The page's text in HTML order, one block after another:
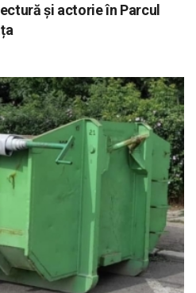
și actorie în Parcul